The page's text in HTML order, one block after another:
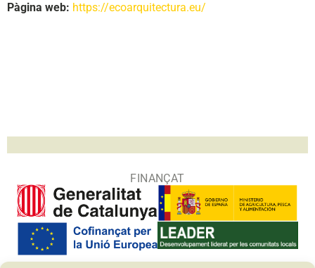
Pàgina web: https://ecoarquitectura.eu/
FINANÇAT